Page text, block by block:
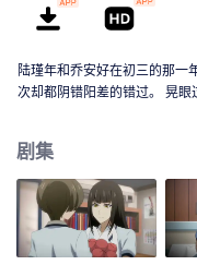
陆瑾年和乔安好在初三的那一
次却都阴错阳差的错过。 晃
族企业，曾经互相暗恋的两个
关系却因之前的误会处于冰封
好。 两人的感情因一次又一
道真相……
剧集